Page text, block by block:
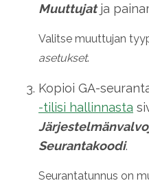
Muuttujatja
Valitse muuttujan
asetukset.
Kopioi GA-
-tilisi hallinnasta
Seurantakoodi.
Seurantatunnus on